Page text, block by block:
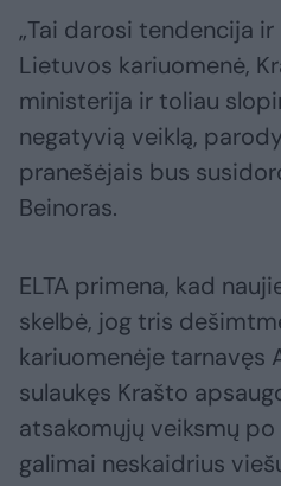
„Tai darosi tendencija
Lietuvos kariuomenė,
ministerija ir toliau
negatyvią veiklą,
pranešėjais bus
Beinoras.
ELTA primena, kad
skelbė, jog tris
kariuomenėje tarnavęs
sulaukęs Krašto
atsakomųjų veiksmų
galimai neskaidrius